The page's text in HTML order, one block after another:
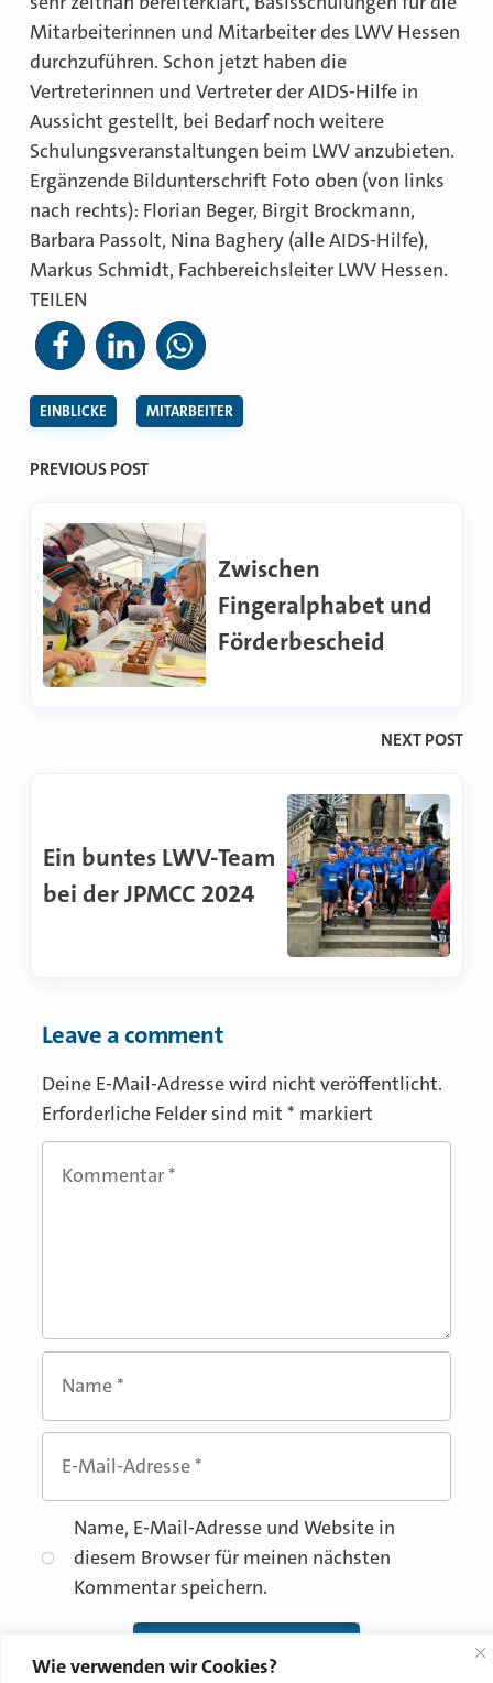
Wie verwenden wir Cookies?
Mitarbeiterinnen und Mitarbeiter des LWV Hessen
durchzuführen. Schon jetzt haben die
Vertreterinnen und Vertreter der AIDS-Hilfe in
Aussicht gestellt, bei Bedarf noch weitere
Schulungsveranstaltungen beim LWV anzubieten.
Ergänzende Bildunterschrift Foto oben (von links
nach rechts): Florian Beger, Birgit Brockmann,
Barbara Passolt, Nina Baghery (alle AIDS-Hilfe),
Markus Schmidt, Fachbereichsleiter LWV Hessen.
TEILEN
EINBLICKE MITARBEITER
Beitragsnavigation
PREVIOUS POST
Zwischen
Fingeralphabet und
Förderbescheid
NEXT POST
Ein buntes LWV-Team
bei der JPMCC 2024
Leave a comment
Deine E-Mail-Adresse wird nicht veröffentlicht.
Erforderliche Felder sind mit * markiert
Kommentar *
Name *
E-Mail-Adresse *
Name, E-Mail-Adresse und Website in
diesem Browser für meinen nächsten
Kommentar speichern.